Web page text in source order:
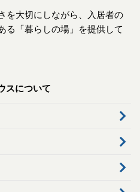
を大切にしながら、入居者の
る「暮らしの場」を提供して
スについて